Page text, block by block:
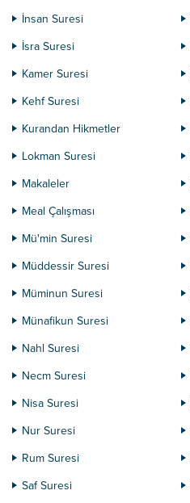
İnsan Suresi
İsra Suresi
Kamer Suresi
Kehf Suresi
Kurandan Hikmetler
Lokman Suresi
Makaleler
Meal Çalışması
Mü'min Suresi
Müddessir Suresi
Müminun Suresi
Münafikun Suresi
Nahl Suresi
Necm Suresi
Nisa Suresi
Nur Suresi
Rum Suresi
Saf Suresi